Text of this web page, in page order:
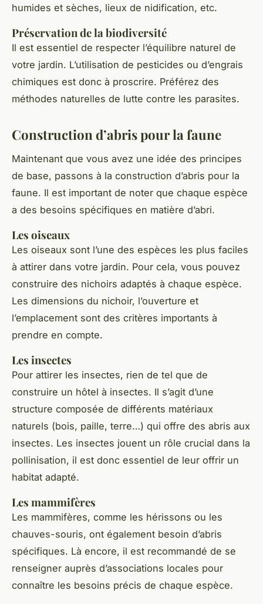
humides et sèches, lieux de nidification, etc.
Préservation de la biodiversité
Il est essentiel de respecter l’équilibre naturel de
votre jardin. L’utilisation de pesticides ou d’engrais
chimiques est donc à proscrire. Préférez des
méthodes naturelles de lutte contre les parasites.
Construction d’abris pour la faune
Maintenant que vous avez une idée des principes
de base, passons à la construction d’abris pour la
faune. Il est important de noter que chaque espèce
a des besoins spécifiques en matière d’abri.
Les oiseaux
Les oiseaux sont l’une des espèces les plus faciles
à attirer dans votre jardin. Pour cela, vous pouvez
construire des nichoirs adaptés à chaque espèce.
Les dimensions du nichoir, l’ouverture et
l’emplacement sont des critères importants à
prendre en compte.
Les insectes
Pour attirer les insectes, rien de tel que de
construire un hôtel à insectes. Il s’agit d’une
structure composée de différents matériaux
naturels (bois, paille, terre…) qui offre des abris aux
insectes. Les insectes jouent un rôle crucial dans la
pollinisation, il est donc essentiel de leur offrir un
habitat adapté.
Les mammifères
Les mammifères, comme les hérissons ou les
chauves-souris, ont également besoin d’abris
spécifiques. Là encore, il est recommandé de se
renseigner auprès d’associations locales pour
connaître les besoins précis de chaque espèce.